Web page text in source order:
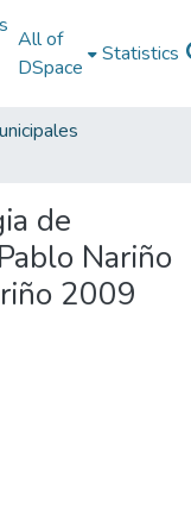
All of
DSpace
Statistics
de
Nariño
2009